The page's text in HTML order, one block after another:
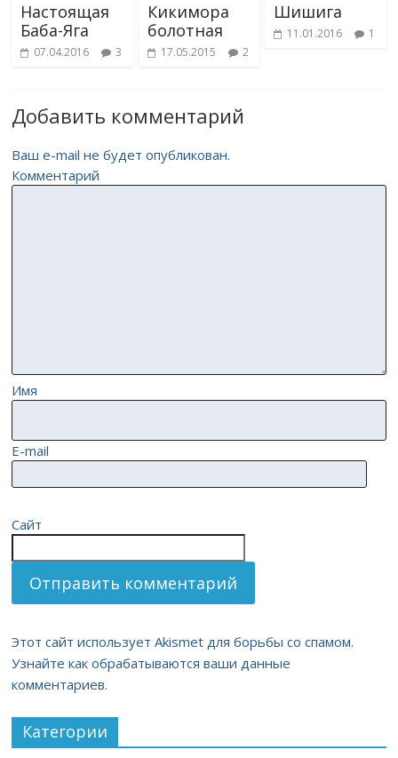
Настоящая
Баба-Яга
07.04.2016 3
Кикимора
болотная
17.05.2015 2
Шишига
11.01.2016 1
Добавить комментарий
Ваш e-mail не будет опубликован.
Комментарий
Имя
E-mail
Сайт
Этот сайт использует Akismet для борьбы со спамом.
Узнайте как обрабатываются ваши данные
комментариев.
Категории